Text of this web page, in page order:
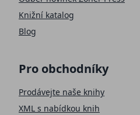
Knižní katalog
Blog
Pro obchodníky
Prodávejte naše knihy
XML s nabídkou knih